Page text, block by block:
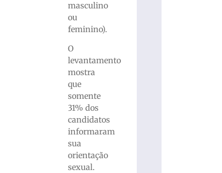
masculino
ou
feminino).
O
levantamento
mostra
que
somente
31% dos
candidatos
informaram
sua
orientação
sexual.